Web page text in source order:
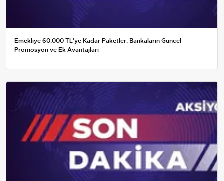
Emekliye 60.000 TL'ye Kadar Paketler: Bankaların Güncel
Promosyon ve Ek Avantajları